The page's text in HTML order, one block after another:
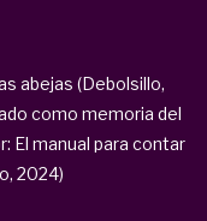
abejas (Debolsillo,
como memoria del
El manual para contar
2024)